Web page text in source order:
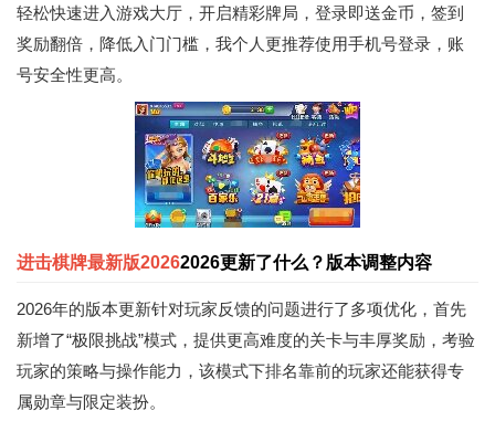
轻松快速进入游戏大厅，开启精彩牌局，登录即送金币，签到
奖励翻倍，降低入门门槛，我个人更推荐使用手机号登录，账
号安全性更高。
进击棋牌最新版20262026更新了什么？版本调整内容
2026年的版本更新针对玩家反馈的问题进行了多项优化，首先
新增了“极限挑战”模式，提供更高难度的关卡与丰厚奖励，考验
玩家的策略与操作能力，该模式下排名靠前的玩家还能获得专
属勋章与限定装扮。